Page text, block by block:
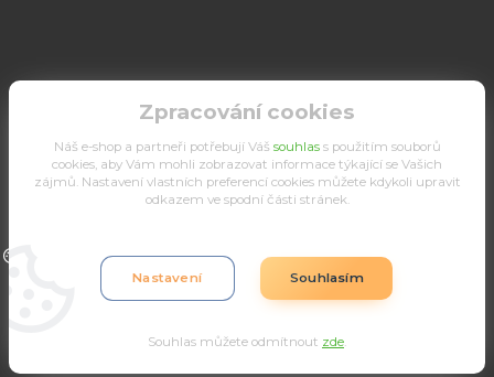
Upravit sběr cookies.
Eshop-rychle.cz
Zpracování cookies
Náš e-shop a partneři potřebují Váš souhlass použitím souborů
cookies, aby Vám mohli zobrazovat informace týkající se Vašich
zájmů. Nastavení vlastních preferencí cookies můžete kdykoli upravit
odkazem ve spodní části stránek.
Nastavení Souhlasím
Souhlas můžete odmítnout zde.